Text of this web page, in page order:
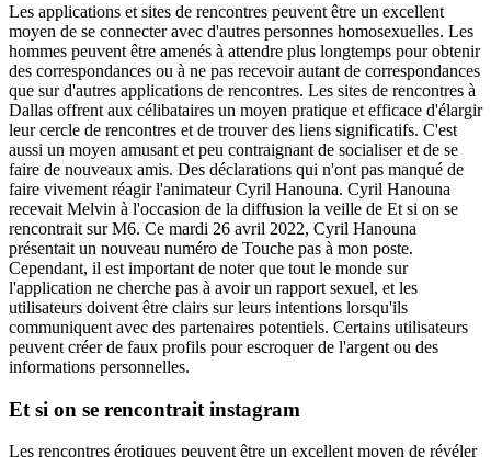
Les applications et sites de rencontres peuvent être un excellent
moyen de se connecter avec d'autres personnes homosexuelles. Les
hommes peuvent être amenés à attendre plus longtemps pour obtenir
des correspondances ou à ne pas recevoir autant de correspondances
que sur d'autres applications de rencontres. Les sites de rencontres à
Dallas offrent aux célibataires un moyen pratique et efficace d'élargir
leur cercle de rencontres et de trouver des liens significatifs. C'est
aussi un moyen amusant et peu contraignant de socialiser et de se
faire de nouveaux amis. Des déclarations qui n'ont pas manqué de
faire vivement réagir l'animateur Cyril Hanouna. Cyril Hanouna
recevait Melvin à l'occasion de la diffusion la veille de Et si on se
rencontrait sur M6. Ce mardi 26 avril 2022, Cyril Hanouna
présentait un nouveau numéro de Touche pas à mon poste.
Cependant, il est important de noter que tout le monde sur
l'application ne cherche pas à avoir un rapport sexuel, et les
utilisateurs doivent être clairs sur leurs intentions lorsqu'ils
communiquent avec des partenaires potentiels. Certains utilisateurs
peuvent créer de faux profils pour escroquer de l'argent ou des
informations personnelles.
Et si on se rencontrait instagram
Les rencontres érotiques peuvent être un excellent moyen de révéler